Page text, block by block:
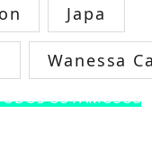
Japa
Wanessa
OS FAMOSOS